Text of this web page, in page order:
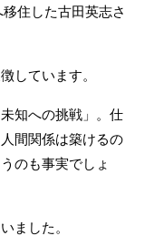
住した古田英志さ
しています。
知への挑戦」。仕
間関係は築けるの
のも事実でしょ
ました。